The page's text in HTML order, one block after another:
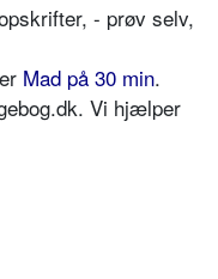
- prøv selv,
Mad på 30 min.
Vi hjælper